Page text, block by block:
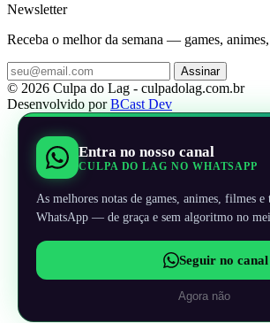
Newsletter
Receba o melhor da semana — games,
Assinar
© 2026 Culpa do Lag - culpadolag.com.br
Desenvolvido porBCast Dev
Entra no nosso canal
CULPA DO LAG NO WHATSAPP
As melhores notas de games, animes, filmes e
WhatsApp — de graça e sem algoritmo no
Seguir no canal
Agora não